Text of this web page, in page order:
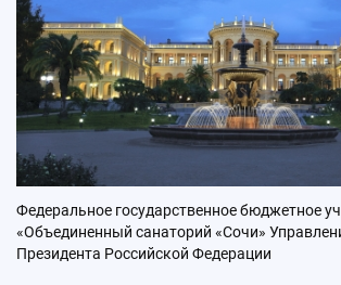
Федеральное государственное бюджетное
«Объединенный санаторий «Сочи»
Президента Российской Федерации